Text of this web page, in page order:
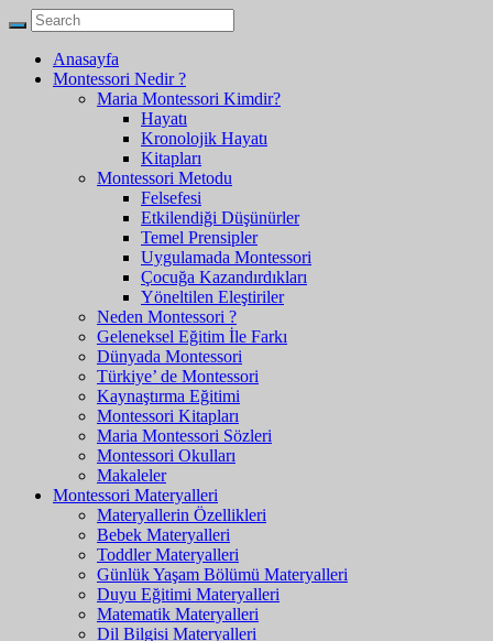
Anasayfa
Montessori Nedir ?
Maria Montessori Kimdir?
Hayatı
Kronolojik Hayatı
Kitapları
Montessori Metodu
Felsefesi
Etkilendiği Düşünürler
Temel Prensipler
Uygulamada Montessori
Çocuğa Kazandırdıkları
Yöneltilen Eleştiriler
Neden Montessori ?
Geleneksel Eğitim İle Farkı
Dünyada Montessori
Türkiye’ de Montessori
Kaynaştırma Eğitimi
Montessori Kitapları
Maria Montessori Sözleri
Montessori Okulları
Makaleler
Montessori Materyalleri
Materyallerin Özellikleri
Bebek Materyalleri
Toddler Materyalleri
Günlük Yaşam Bölümü Materyalleri
Duyu Eğitimi Materyalleri
Matematik Materyalleri
Dil Bilgisi Materyalleri